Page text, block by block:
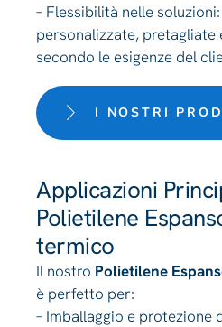
– Flessibilità nelle
personalizzate, pretagliate
secondo le esigenze del
I NOSTRI
Applicazioni
Polietilene
termico
Il nostro Polietilene
è perfetto per:
– Imballaggio e protezione